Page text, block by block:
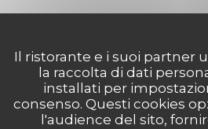
Il ristorante e i suoi partner
la raccolta di dati
installati per
consenso. Questi cookies
l'audience del sito,
excellente. On recommande !